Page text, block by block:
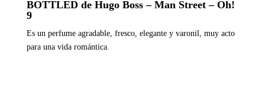
BOTTLED de Hugo Boss – Man Street – Oh!
9
Es un perfume agradable, fresco, elegante y varonil, muy acto
para una vida romántica.